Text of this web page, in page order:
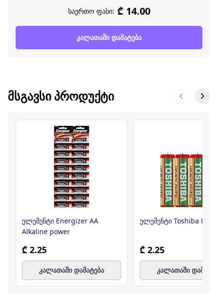
საერთო ფასი: ₾ 14.00
კალათაში დამატება
ᲛᲡᲒᲐᲕᲡᲘ ᲞᲠᲝᲓᲣᲥᲢᲘ
ელემენტი Energizer AA
Alkaline power
₾ 2.25
კალათაში დამატება
ელემენტი Toshiba HD
₾ 2.25
კალათაში